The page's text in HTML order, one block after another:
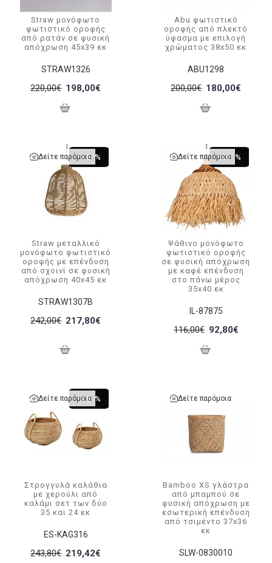
STRAW1326
Straw μονόφωτο
φωτιστικό οροφής
από ρατάν σε φυσική
απόχρωση 45x39 εκ
220,00€ 198,00€
ABU1298
Abu φωτιστικό
οροφής από πλεκτό
ύφασμα με επιλογή
χρώματος 38x50 εκ
200,00€ 180,00€
-10 %
Δείτε παρόμοια
STRAW1307B
Straw μεταλλικό
μονόφωτο φωτιστικό
οροφής με επένδυση
από σχοινί σε φυσική
απόχρωση 40x45 εκ
242,00€ 217,80€
-20 %
Δείτε παρόμοια
IL-87875
Ψάθινο μονόφωτο
φωτιστικό οροφής
σε φυσική απόχρωση
με καφέ επένδυση
στο πάνω μέρος
35x40 εκ
116,00€ 92,80€
-10 %
Δείτε παρόμοια
ES-KAG316
Στρογγυλά καλάθια
με χερούλι από
καλάμι σετ των δύο
35 και 24 εκ
243,80€ 219,42€
Δείτε παρόμοια
SLW-0830010
Bamboo XS γλάστρα
από μπαμπού σε
φυσική απόχρωση με
εσωτερική επένδυση
από τσιμέντο 37x36
εκ